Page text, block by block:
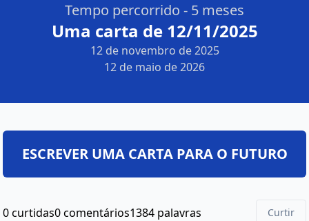
Tempo percorrido - 5 meses
Uma carta de 12/11/2025
12 de novembro de 2025
12 de maio de 2026
0 curtidas0 comentários1384 palavras Curtir
ESCREVER UMA CARTA PARA O FUTURO